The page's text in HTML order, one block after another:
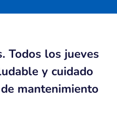
Todos los jueves
y cuidado
mantenimiento